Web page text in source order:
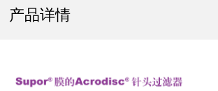
产品详情